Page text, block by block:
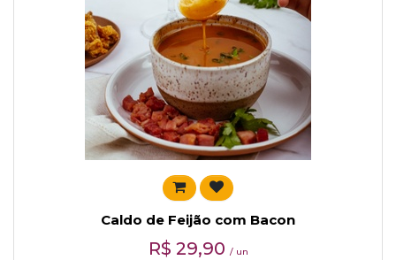
Caldo de Feijão com Bacon
R$ 29,90 / un